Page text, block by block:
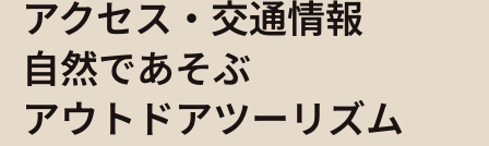
アクセス・交通情報
自然であそぶ
アウトドアツーリズム